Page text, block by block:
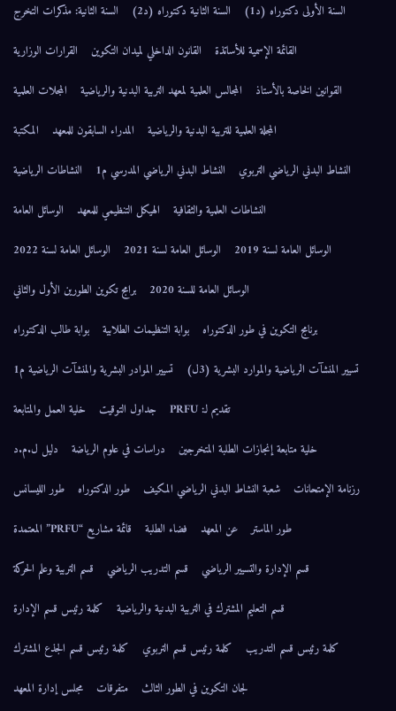
السنة الأولى دكتوراه (د1)
السنة الثانية دكتوراه (د2)
السنة الثانية: مذكرات التخرج
القائمة الإسمية للأساتذة
القانون الداخلي لميدان التكوين
القرارات الوزارية
القوانين الخاصة بالأستاذ
المجالس العلمية لمعهد التربية البدنية والرياضية
المجلات العلمية
المجلة العلمية للتربية البدنية والرياضية
المدراء السابقون للمعهد
المكتبة
النشاط البدني الرياضي التربوي
النشاط البدني الرياضي المدرسي م1
النشاطات الرياضية
النشاطات العلمية والثقافية
الهيكل التنظيمي للمعهد
الوسائل العامة
الوسائل العامة لسنة 2019
الوسائل العامة لسنة 2021
الوسائل العامة لسنة 2022
الوسائل العامة للسنة 2020
برامج تكوين الطورين الأول والثاني
برنامج التكوين في طور الدكتوراه
بوابة التنظيمات الطلابية
بوابة طالب الدكتوراه
تسيير المنشآت الرياضية والموارد البشرية (3ل)
تسيير الموادر البشرية والمنشآت الرياضية م1
تقديم لـ: PRFU
جداول التوقيت
خلية العمل والمتابعة
خلية متابعة إنجازات الطلبة المتخرجين
دراسات في علوم الرياضة
دليل ل.م.د
رزنامة الإمتحانات
شعبة النشاط البدني الرياضي المكيف طور الدكتوراه
طور الليسانس
طور الماستر
عن المعهد فضاء الطلبة
قائمة مشاريع “PRFU” المعتمدة
قسم الإدارة والتسيير الرياضي
قسم التدريب الرياضي
قسم التربية وعلم الحركة
قسم التعليم المشترك في التربية البدنية والرياضية
كلمة رئيس قسم الإدارة
كلمة رئيس قسم التدريب
كلمة رئيس قسم التربوي
كلمة رئيس قسم الجذع المشترك
لجان التكوين في الطور الثالث
متفرقات
مجلس إدارة المعهد